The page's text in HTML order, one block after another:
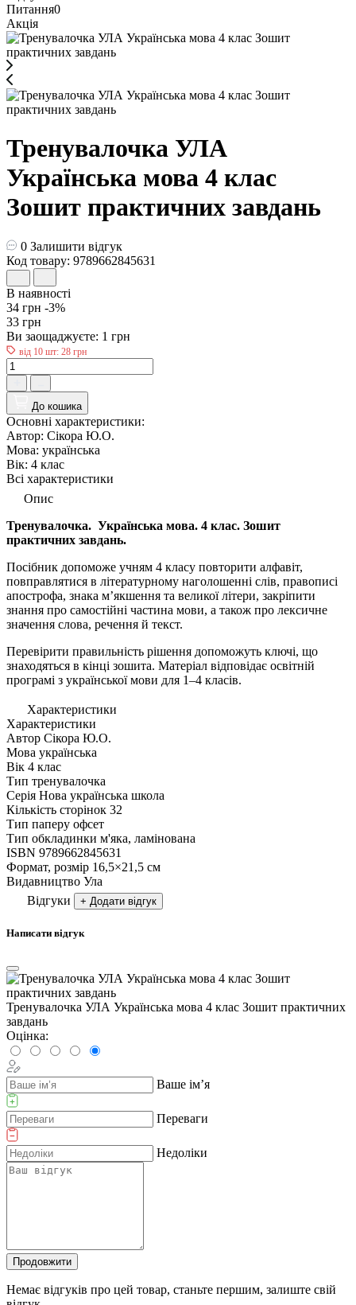
Питання0
Акція
Тренувалочка УЛА
Українська мова 4 клас
Зошит практичних завдань
0 Залишити відгук
Код товару: 9789662845631
В наявності
34 грн -3%
33 грн
Ви заощаджуєте: 1 грн
від 10 шт: 28 грн
До кошика
Основні характеристики:
Автор: Сікора Ю.О.
Мова: українська
Вік: 4 клас
Всі характеристики
Опис
Тренувалочка. Українська мова. 4 клас. Зошит
практичних завдань.
Посібник допоможе учням 4 класу повторити алфавіт,
повправлятися в літературному наголошенні слів, правописі
апострофа, знака м’якшення та великої літери, закріпити
знання про самостійні частина мови, а також про лексичне
значення слова, речення й текст.
Перевірити правильність рішення допоможуть ключі, що
знаходяться в кінці зошита. Матеріал відповідає освітній
програмі з української мови для 1–4 класів.
Характеристики
Характеристики
Автор Сікора Ю.О.
Мова українська
Вік 4 клас
Тип тренувалочка
Серія Нова українська школа
Кількість сторінок 32
Тип паперу офсет
Тип обкладинки м'яка, ламінована
ISBN 9789662845631
Формат, розмір 16,5×21,5 см
Видавництво Ула
Відгуки
+ Додати відгук
Написати відгук
Тренувалочка УЛА Українська мова 4 клас Зошит практичних
завдань
Оцінка:
Ваше ім’я
Переваги
Недоліки
Продовжити
Немає відгуків про цей товар, станьте першим, залиште свій